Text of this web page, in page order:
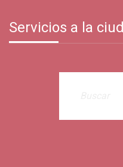
Servicios a la